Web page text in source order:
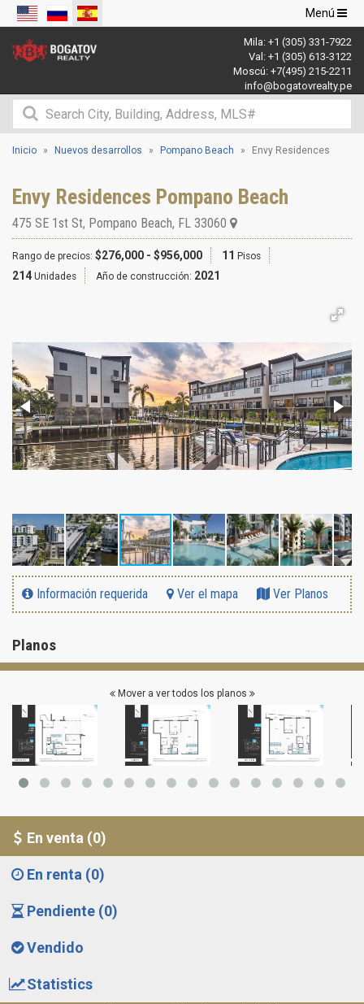
Navegación
de
palanca
Menú
Mila: +1 (305) 331-7922
Val: +1 (305) 613-3122
Moscú: +7(495) 215-2211
info@bogatovrealty.pe
Inicio Nuevos desarrollos Pompano Beach Envy Residences
Envy Residences Pompano Beach
475 SE 1st St, Pompano Beach, FL 33060
Rango de precios: $276,000 - $956,000 11 Pisos
214 Unidades Año de construcción: 2021
Información requerida Ver el mapa Ver Planos
Planos
Mover a ver todos los planos
En venta (0)
En renta (0)
Pendiente (0)
Vendido
Statistics